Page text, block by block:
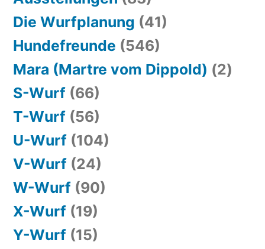
Die Wurfplanung (41)
Hundefreunde (546)
Mara (Martre vom Dippold) (2)
S-Wurf (66)
T-Wurf (56)
U-Wurf (104)
V-Wurf (24)
W-Wurf (90)
X-Wurf (19)
Y-Wurf (15)